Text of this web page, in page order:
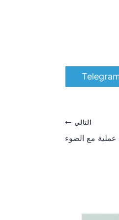
التالي
مع الضوء